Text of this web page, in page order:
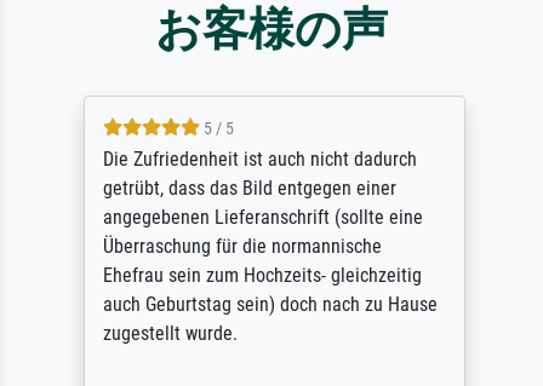
お客様の声
5 / 5
Die Zufriedenheit ist auch nicht dadurch
getrübt, dass das Bild entgegen einer
angegebenen Lieferanschrift (sollte eine
Überraschung für die normannische
Ehefrau sein zum Hochzeits- gleichzeitig
auch Geburtstag sein) doch nach zu Hause
zugestellt wurde.